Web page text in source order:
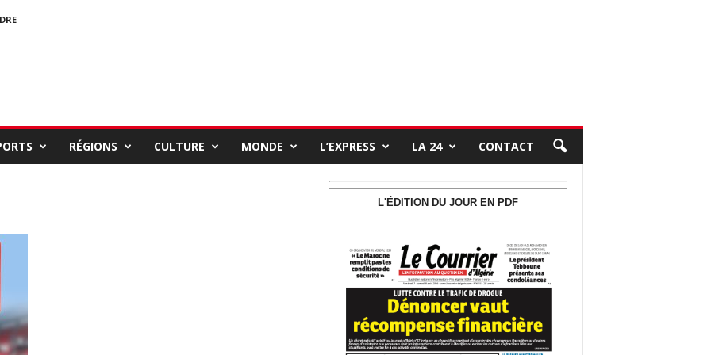
RÉGIONS CULTURE MONDE L’EXPRESS LA 24 CONTACT
L'ÉDITION DU JOUR EN PDF